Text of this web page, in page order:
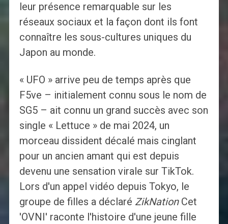
leur présence remarquable sur les
réseaux sociaux et la façon dont ils font
connaître les sous-cultures uniques du
Japon au monde.
« UFO » arrive peu de temps après que
F5ve – initialement connu sous le nom de
SG5 – ait connu un grand succès avec son
single « Lettuce » de mai 2024, un
morceau dissident décalé mais cinglant
pour un ancien amant qui est depuis
devenu une sensation virale sur TikTok.
Lors d'un appel vidéo depuis Tokyo, le
groupe de filles a déclaré ZikNationCet
'OVNI' raconte l'histoire d'une jeune fille